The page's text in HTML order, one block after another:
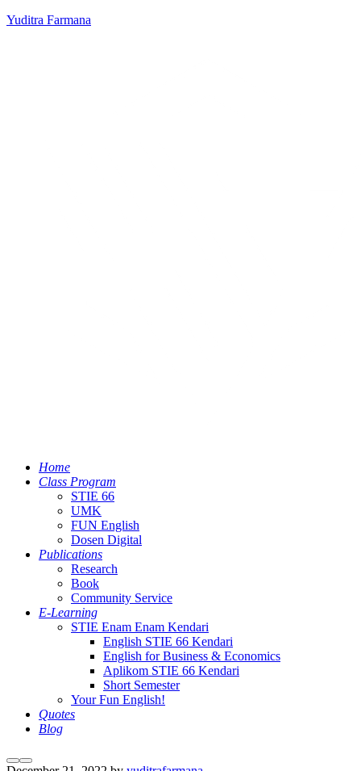
Yuditra Farmana
Home
Class Program
STIE 66
UMK
FUN English
Dosen Digital
Publications
Research
Book
Community Service
E-Learning
STIE Enam Enam Kendari
English STIE 66 Kendari
English for Business & Economics
Aplikom STIE 66 Kendari
Short Semester
Your Fun English!
Quotes
Blog
MoreMain